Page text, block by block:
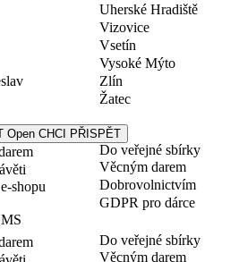
Uherské Hradiště
Vizovice
Vsetín
Vysoké Mýto
Zlín
Žatec
Open CHCI PŘISPĚT
shopu
Do veřejné sbírky
Věcným darem
Dobrovolnictvím
GDPR pro dárce
Do veřejné sbírky
Věcným darem